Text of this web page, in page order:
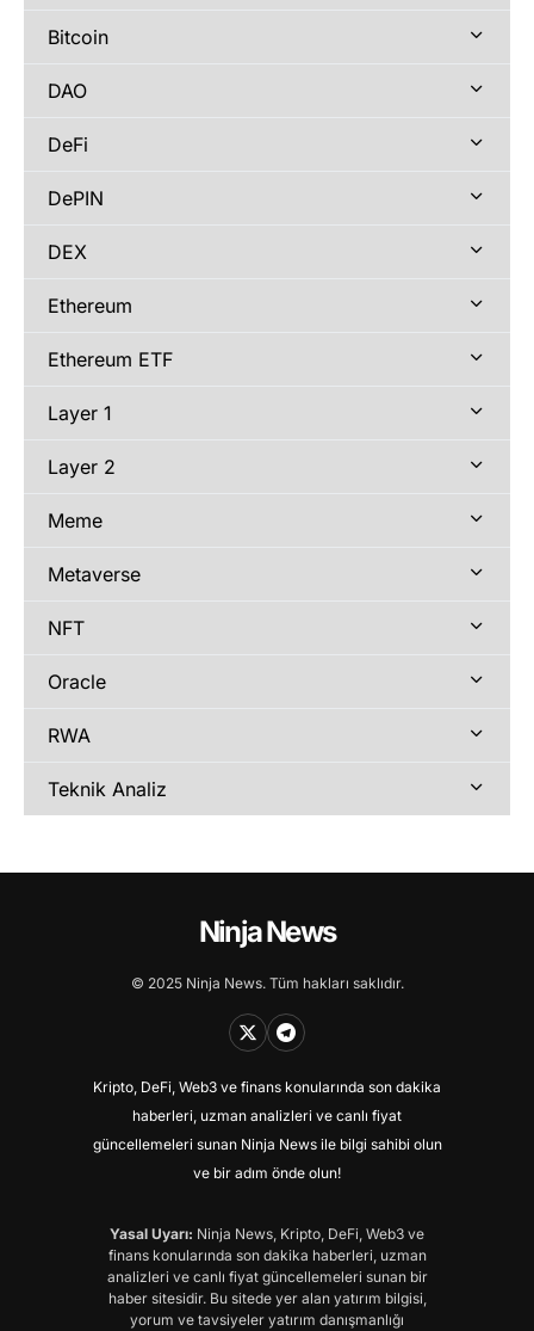
Bitcoin
DAO
DeFi
DePIN
DEX
Ethereum
Ethereum ETF
Layer 1
Layer 2
Meme
Metaverse
NFT
Oracle
RWA
Teknik Analiz
Ninja News
© 2025 Ninja News. Tüm hakları saklıdır.
Kripto, DeFi, Web3 ve finans konularında son dakika
haberleri, uzman analizleri ve canlı fiyat
güncellemeleri sunan Ninja News ile bilgi sahibi olun
ve bir adım önde olun!
Yasal Uyarı: Ninja News, Kripto, DeFi, Web3 ve
finans konularında son dakika haberleri, uzman
analizleri ve canlı fiyat güncellemeleri sunan bir
haber sitesidir. Bu sitede yer alan yatırım bilgisi,
yorum ve tavsiyeler yatırım danışmanlığı